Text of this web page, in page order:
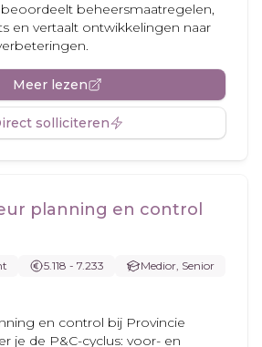
beoordeelt beheersmaatregelen,
en vertaalt ontwikkelingen naar
Meer lezen
solliciteren
planning en control
5.118 - 7.233
Medior, Senior
en control bij Provincie
je de P&C-cyclus: voor- en